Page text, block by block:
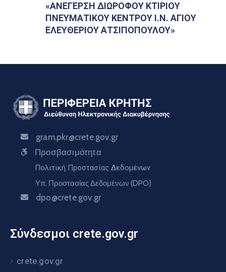
«ΑΝΕΓΕΡΣΗ ΔΙΩΡΟΦΟΥ ΚΤΙΡΙΟΥ
ΠΝΕΥΜΑΤΙΚΟΥ ΚΕΝΤΡΟΥ Ι.Ν. ΑΓΙΟΥ
ΕΛΕΥΘΕΡΙΟΥ ΑΤΣΙΠΟΠΟΥΛΟΥ»
gram.pkr@crete.gov.gr
Προσβασιμότητα
Πολιτική Προστασίας Δεδομένων
Υπ. Προστασίας Δεδομένων (DPO)
dpo@crete.gov.gr
Σύνδεσμοι crete.gov.gr
crete.gov.gr